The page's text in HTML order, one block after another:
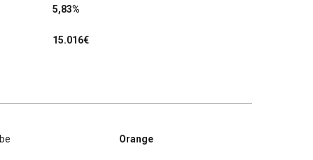
5,83%
15.016€
Orange